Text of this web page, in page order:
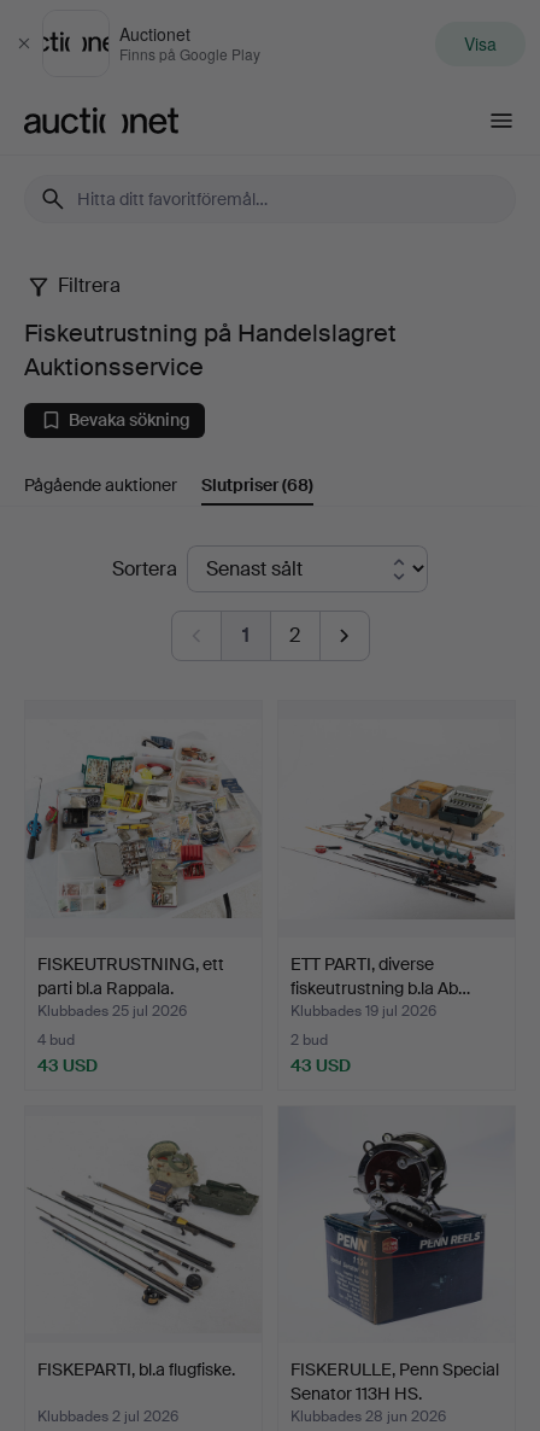
Stäng
Auctionet
Finns på Google Play Visa
Fiskeutrustning
på
Handelslagret
Auktionsservice
Filtrera
Fiskeutrustning på Handelslagret
Auktionsservice
Bevaka sökning
Pågående auktioner Slutpriser(68)
SlutpriserSortera
1 2
FISKEUTRUSTNING, ett
parti bl.a Rappala.
Klubbades 25 jul 2026
4 bud
43 USD
ETT PARTI, diverse
fiskeutrustning b.la Ab…
Klubbades 19 jul 2026
2 bud
43 USD
FISKEPARTI, bl.a flugfiske.
Klubbades 2 jul 2026
FISKERULLE, Penn Special
Senator 113H HS.
Klubbades 28 jun 2026